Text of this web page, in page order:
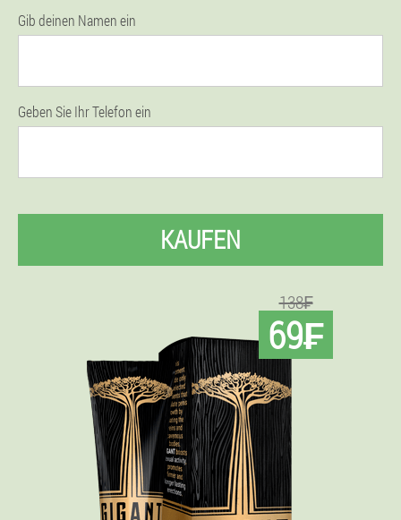
Gib deinen Namen ein
Geben Sie Ihr Telefon ein
KAUFEN
138₣
69₣